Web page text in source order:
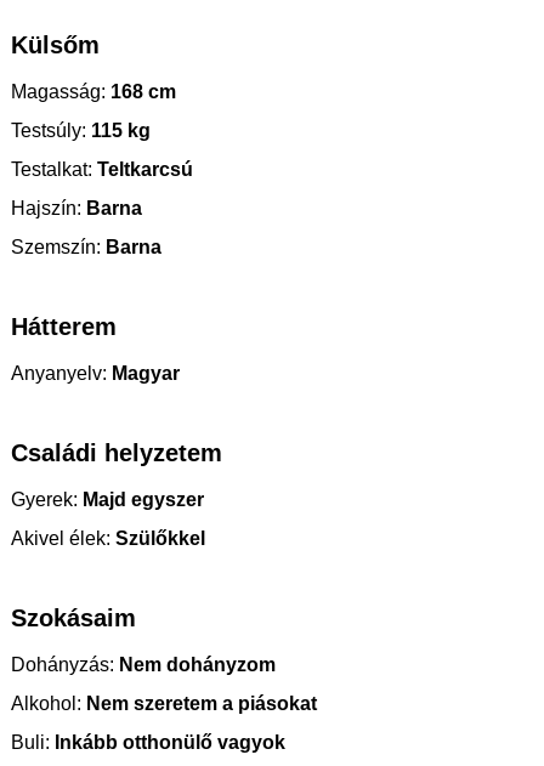
Külsőm
Magasság: 168 cm
Testsúly: 115 kg
Testalkat: Teltkarcsú
Hajszín: Barna
Szemszín: Barna
Hátterem
Anyanyelv: Magyar
Családi helyzetem
Gyerek: Majd egyszer
Akivel élek: Szülőkkel
Szokásaim
Dohányzás: Nem dohányzom
Alkohol: Nem szeretem a piásokat
Buli: Inkább otthonülő vagyok